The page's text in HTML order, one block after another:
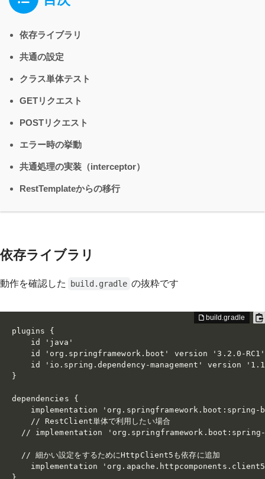
依存ライブラリ
共通の設定
クラス単体テスト
GETリクエスト
POSTリクエスト
エラー時の挙動
共通処理の実装（interceptor）
RestTemplateからの移行
依存ライブラリ
動作を確認した build.gradle の抜粋です
plugins {
}
dependencies {
// implementation
  // 細かい設定をするためにHttpClient5も依存に追加